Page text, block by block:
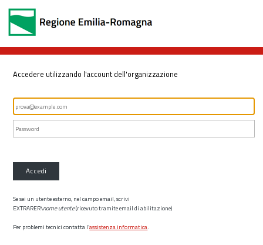
Accedere utilizzando l'account dell'organizzazione
Accedi
Se sei un utente esterno, nel campo email, scrivi
EXTRARER\nome utente(ricevuto tramite email di abilitazione)
Per problemi tecnici contatta l’assistenza informatica.